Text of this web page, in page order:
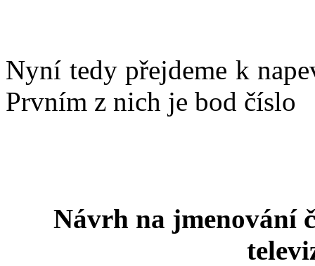
Nyní tedy přejdeme k
Prvním z nich je bod číslo
Návrh na jmenování